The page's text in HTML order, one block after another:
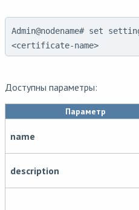
Admin@nodename# set
<certificate-name>
Доступны параметры:
Параметр
name
description